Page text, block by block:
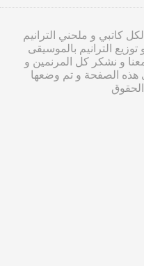
كاتبي و ملحني الترانيم
الترانيم بالموسيقى
و نشكر كل المرنمين و
هذه الصفحة و تم وضعها